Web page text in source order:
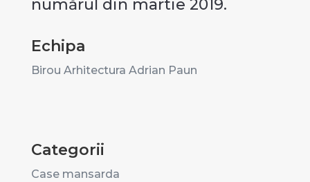
numărul din martie 2019.
Echipa
Birou Arhitectura Adrian Paun
Categorii
Case mansarda